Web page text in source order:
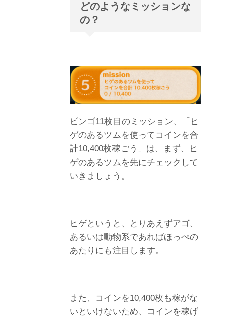
どのようなミッションな
の？
ビンゴ11枚目のミッション、「ヒ
ゲのあるツムを使ってコインを合
計10,400枚稼ごう」は、まず、ヒ
ゲのあるツムを先にチェックして
いきましょう。
ヒゲというと、とりあえずアゴ、
あるいは動物系であればほっぺの
あたりにも注目します。
また、コインを10,400枚も稼がな
いといけないため、コインを稼げ